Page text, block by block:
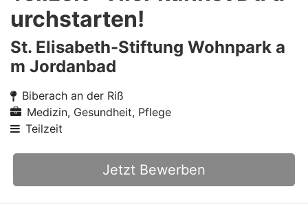
urchstarten!
St. Elisabeth-Stiftung Wohnpark a
m Jordanbad
Biberach an der Riß
Medizin, Gesundheit, Pflege
Teilzeit
Jetzt Bewerben